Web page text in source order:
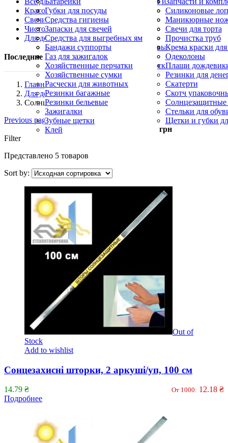
Крем от комаров
Москитные сетки
Ультразвуковые
Фумигаторы
Гирлянды
Фонарики
Губки для посуды
Кухонные ножи
Овощерезки, яйцерезки
Палочки для шашлыка
Силиконовые
Силиконовые
Формы для
Красота и здоровье
Средства гигиены
Косметика
Маникюрные кусачки
Маникюрные
Пилы для пяток
Пилочки для
Свечи и Лампадки
Запаски для свечей
Лампадки
Свечи хозяйственные парафиновые
Свечи для торта
Свечи конусные
Церковные свечи
Чистота и уборка
Средства для выгребных ям
Пятновыводители
Карандаш для утюга
Уборочный инвентарь, щетки и скребки
Прочистка труб
Салфетки для
Синька
Скребки для
Для дома
Бандажи суппорты
Газ для зажигалок
Хозяйственные перчатки
Хозяйственные сумки
Расчески для животных
Резинки багажные
Резинки бельевые
Зажигалки
Зубные щетки
Клей
Крема краски
Одеколоны
Плащи
Резинки для
Скатерти
Скотч
Стельки для
Щетки и губки
Последние пересмотренные продукты
Главная
Для дома
Солнцезащитные шторы
Previous page
Минимальный заказ —
грн
Filter
Представлено 5 товаров
Sort by:
Out of
Stock
Add to wishlist
Сонцезахисні шторки, 2 аркуші/уп, 100 см
14.79 ₴ От 1000: 12.18 ₴
Подробнее